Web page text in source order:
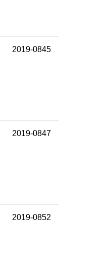
2019-0845
2019-0847
2019-0852